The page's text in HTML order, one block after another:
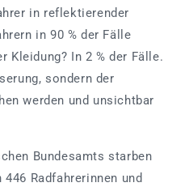
in reflektierender
in 90 % der Fälle
Kleidung? In 2 % der Fälle.
sondern der
werden und unsichtbar
Bundesamts starben
Radfahrerinnen und